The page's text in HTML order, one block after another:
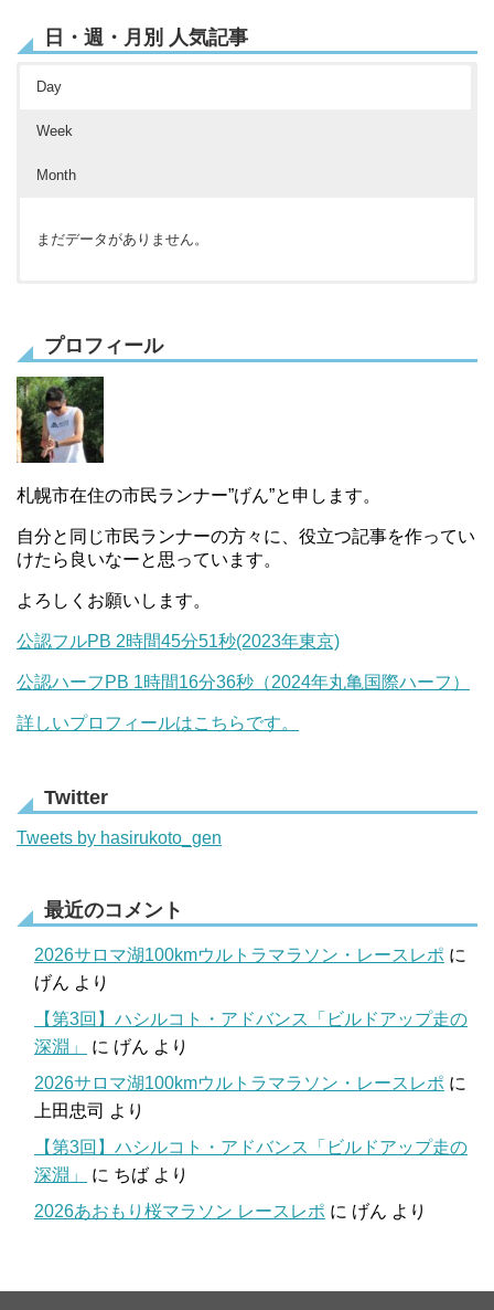
日・週・月別 人気記事
Day
Week
Month
まだデータがありません。
プロフィール
札幌市在住の市民ランナー”げん”と申します。
自分と同じ市民ランナーの方々に、役立つ記事を作ってい
けたら良いなーと思っています。
よろしくお願いします。
公認フルPB 2時間45分51秒(2023年東京)
公認ハーフPB 1時間16分36秒（2024年丸亀国際ハーフ）
詳しいプロフィールはこちらです。
Twitter
Tweets by hasirukoto_gen
最近のコメント
2026サロマ湖100kmウルトラマラソン・レースレポ に
げん より
【第3回】ハシルコト・アドバンス「ビルドアップ走の
深淵」
に げん より
2026サロマ湖100kmウルトラマラソン・レースレポ に
上田忠司 より
【第3回】ハシルコト・アドバンス「ビルドアップ走の
深淵」
に ちば より
2026あおもり桜マラソン レースレポ に げん より